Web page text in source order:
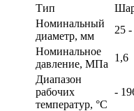
Тип
Номинальный
диаметр, мм
25
Номинальное
давление, MПa
1,6
Диапазон
рабочих
температур, °C
-